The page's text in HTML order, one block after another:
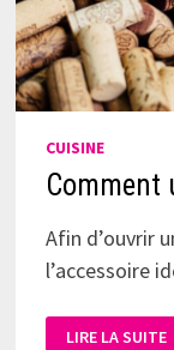
CUISINE
Comment
Afin d’ouvrir
l’accessoire
LIRE LA SUITE